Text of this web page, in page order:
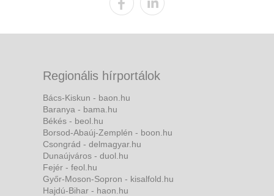
Regionális hírportálok
Bács-Kiskun - baon.hu
Baranya - bama.hu
Békés - beol.hu
Borsod-Abaúj-Zemplén - boon.hu
Csongrád - delmagyar.hu
Dunaújváros - duol.hu
Fejér - feol.hu
Győr-Moson-Sopron - kisalfold.hu
Hajdú-Bihar - haon.hu